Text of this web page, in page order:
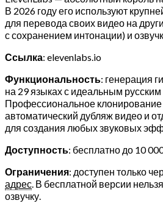
В 2026 году его используют
для перевода своих видео на
с сохранением интонации) и
Ссылка: elevenlabs.io
Функциональность: генерация
на 29 языках с идеальным
Профессиональное клонирование
автоматический дубляж видео и
для создания любых звуковых
Доступность: бесплатно до 10
Ограничения: доступен только
адрес. В бесплатной версии
озвучку.